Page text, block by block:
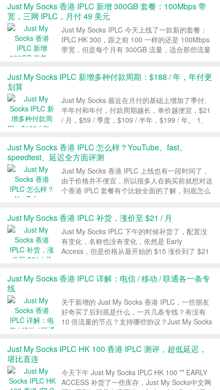
Just My Socks 香港 IPLC 新增 300GB 套餐：100Mbps 带
宽，三网 IPLC，月付 49 美元
Just My Socks IPLC 今天上线了一款新的套餐：
IPLC HK 300，跟之前 100 一样的还是 100Mbps
带宽，但是每个月有 300GB 流量，适合那些流量
Just My Socks IPLC 新增多种付款周期：$188 / 年，年付更
划算
Just My Socks 最近在月付的基础上增加了季付、
半年付和年付，付款周期越长，单价越便宜，$21
/ 月，$59 / 季度，$109 / 半年，$199 / 年。 1、
Just My Socks 香港 IPLC 怎么样？YouTube、fast、
speedtest、延迟全方面评测
Just My Socks 香港 IPLC 上线也有一段时间了，
由于价格并不便宜，所以很多人在购买前就想对这
个香港 IPLC 套餐有个比较全面的了解，到底怎么
fast、speedtes...
Just My Socks 香港 IPLC 补货，涨价至 $21 / 月
Just My Socks IPLC 下午的时候补货了，配置没
有变化，名称也没有变化，依然是 Early
Access，但是价格从最开始的 $15 涨价到了 $21
证以后是...
Just My Socks 香港 IPLC 详解：电信 / 移动 / 联通各一条专
线
关于新增的 Just My Socks 香港 IPLC，一些朋友
好奇买了后到底是什么，一共几条专线？有没有
10 倍流量的节点？支持哪些协议？Just My Socks
M...
Just My Socks IPLC HK 100 香港 IPLC 测评，超低延迟，
堪比直连
今天下午 Just My Socks IPLC HK 100 ** EARLY
ACCESS 补货了一些库存，Just My Socks中文网